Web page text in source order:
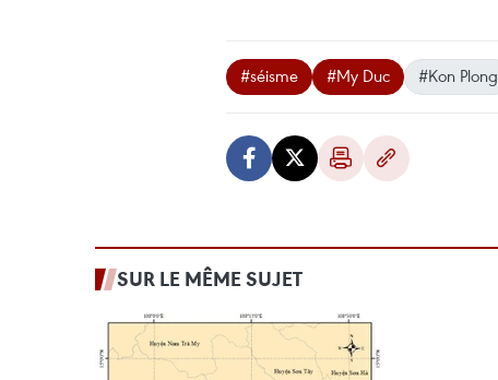
#séisme #My Duc #Kon Plong
SUR LE MÊME SUJET